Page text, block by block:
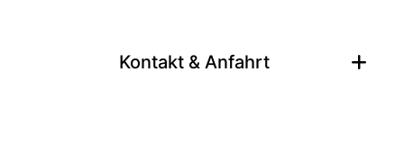
Kontakt & Anfahrt